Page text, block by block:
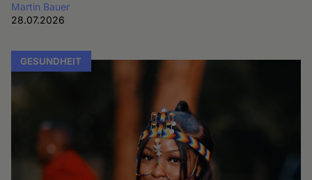
Martin Bauer
28.07.2026
GESUNDHEIT